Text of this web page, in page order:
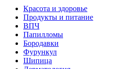
Красота и здоровье
Продукты и питание
ВПЧ
Папилломы
Бородавки
Фурункул
Шипица